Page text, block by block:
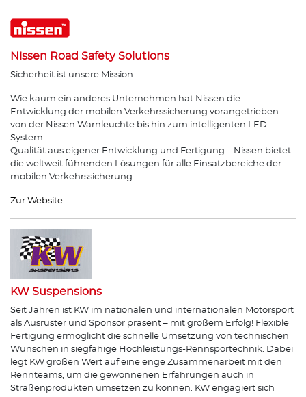
Nissen Road Safety Solutions
Sicherheit ist unsere Mission
Wie kaum ein anderes Unternehmen hat Nissen die
Entwicklung der mobilen Verkehrssicherung vorangetrieben –
von der Nissen Warnleuchte bis hin zum intelligenten LED-
System.
Qualität aus eigener Entwicklung und Fertigung – Nissen bietet
die weltweit führenden Lösungen für alle Einsatzbereiche der
mobilen Verkehrssicherung.
Zur Website
KW Suspensions
Seit Jahren ist KW im nationalen und internationalen Motorsport
als Ausrüster und Sponsor präsent – mit großem Erfolg! Flexible
Fertigung ermöglicht die schnelle Umsetzung von technischen
Wünschen in siegfähige Hochleistungs-Rennsportechnik. Dabei
legt KW großen Wert auf eine enge Zusammenarbeit mit den
Rennteams, um die gewonnenen Erfahrungen auch in
Straßenprodukten umsetzen zu können. KW engagiert sich